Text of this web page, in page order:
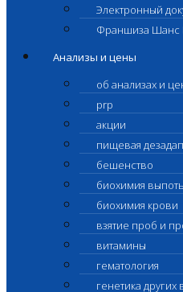
Электронный
Франшиза Шанс
Анализы и цены
об анализах и
prp
акции
пищевая
бешенство
биохимия
биохимия крови
взятие проб и
витамины
гематология
генетика